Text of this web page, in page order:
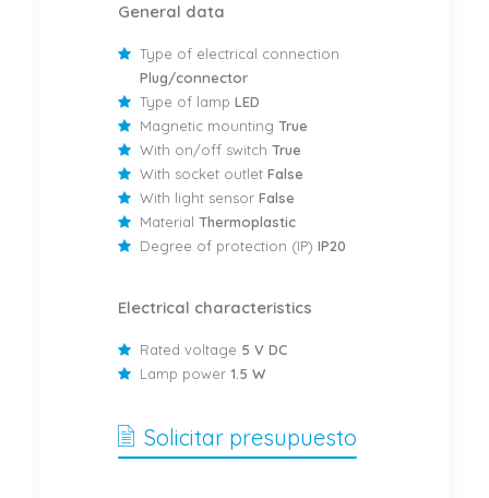
General data
Type of electrical connection
Plug/connector
Type of lamp LED
Magnetic mounting True
With on/off switch True
With socket outlet False
With light sensor False
Material Thermoplastic
Degree of protection (IP) IP20
Electrical characteristics
Rated voltage 5 V DC
Lamp power 1.5 W
Solicitar presupuesto